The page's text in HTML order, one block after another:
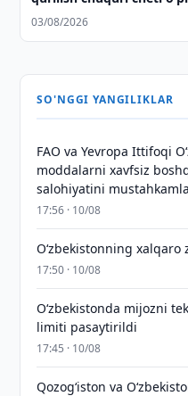
03/08/2026
SO'NGGI YANGILIKLAR
FAO va Yevropa Ittifoqi
moddalarni xavfsiz
salohiyatini
17:56 · 10/08
O‘zbekistonning
17:50 · 10/08
O‘zbekistonda mijozni
limiti pasaytirildi
17:45 · 10/08
Qozog‘iston va